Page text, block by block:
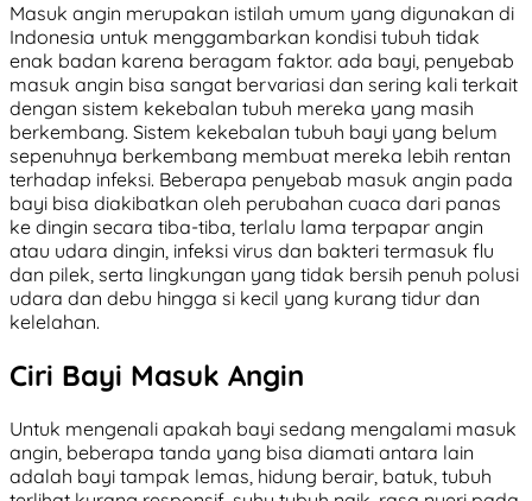
Masuk angin merupakan istilah umum yang digunakan di
Indonesia untuk menggambarkan kondisi tubuh tidak
enak badan karena beragam faktor. ada bayi, penyebab
masuk angin bisa sangat bervariasi dan sering kali terkait
dengan sistem kekebalan tubuh mereka yang masih
berkembang. Sistem kekebalan tubuh bayi yang belum
sepenuhnya berkembang membuat mereka lebih rentan
terhadap infeksi. Beberapa penyebab masuk angin pada
bayi bisa diakibatkan oleh perubahan cuaca dari panas
ke dingin secara tiba-tiba, terlalu lama terpapar angin
atau udara dingin, infeksi virus dan bakteri termasuk flu
dan pilek, serta lingkungan yang tidak bersih penuh polusi
udara dan debu hingga si kecil yang kurang tidur dan
kelelahan.
Ciri Bayi Masuk Angin
Untuk mengenali apakah bayi sedang mengalami masuk
angin, beberapa tanda yang bisa diamati antara lain
adalah bayi tampak lemas, hidung berair, batuk, tubuh